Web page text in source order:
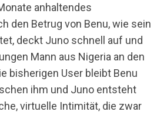
anhaltendes
den Betrug von Benu, wie sein
deckt Juno schnell auf und
Mann aus Nigeria an den
bisherigen User bleibt Benu
ihm und Juno entsteht
virtuelle Intimität, die zwar